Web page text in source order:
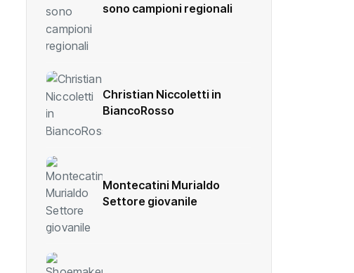
sono campioni regionali
Christian Niccoletti in
BiancoRosso
Montecatini Murialdo
Settore giovanile